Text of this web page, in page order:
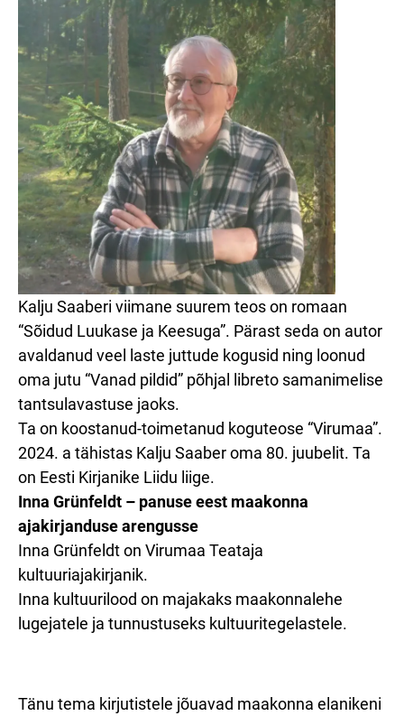
Kalju Saaberi viimane suurem teos on romaan
“Sõidud Luukase ja Keesuga”. Pärast seda on autor
avaldanud veel laste juttude kogusid ning loonud
oma jutu “Vanad pildid” põhjal libreto samanimelise
tantsulavastuse jaoks.
Ta on koostanud-toimetanud koguteose “Virumaa”.
2024. a tähistas Kalju Saaber oma 80. juubelit. Ta
on Eesti Kirjanike Liidu liige.
Inna Grünfeldt – panuse eest maakonna
ajakirjanduse arengusse
Inna Grünfeldt on Virumaa Teataja
kultuuriajakirjanik.
Inna kultuurilood on majakaks maakonnalehe
lugejatele ja tunnustuseks kultuuritegelastele.
Tänu tema kirjutistele jõuavad maakonna elanikeni